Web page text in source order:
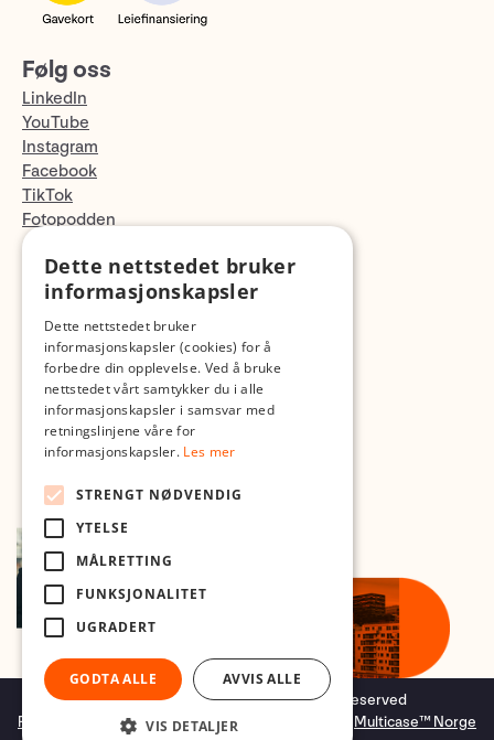
Følg oss
LinkedIn
YouTube
Instagram
Facebook
TikTok
Fotopodden
Med forbehold om skrive- og lagerfeil
Copyright © 2026 Foto.no - All rights reserved
Forretningssystemog nettbutikkløsning
Multicase™ Norge
Dette nettstedet bruker
informasjonskapsler
Dette nettstedet bruker
informasjonskapsler (cookies) for å
forbedre din opplevelse. Ved å bruke
nettstedet vårt samtykker du i alle
informasjonskapsler i samsvar med
retningslinjene våre for
informasjonskapsler. Les mer
STRENGT NØDVENDIG
YTELSE
MÅLRETTING
FUNKSJONALITET
UGRADERT
GODTA ALLE AVVIS ALLE
VIS DETALJER